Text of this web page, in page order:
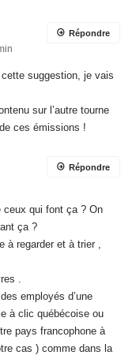
suggestion, je vais
sur l’autre tourne
ces émissions !
Répondre
ceux qui font ça ? On
ça ?
regarder et à trier ,
.
employés d’une
à clic québécoise ou
pays francophone à
cas ) comme dans la
Répondre